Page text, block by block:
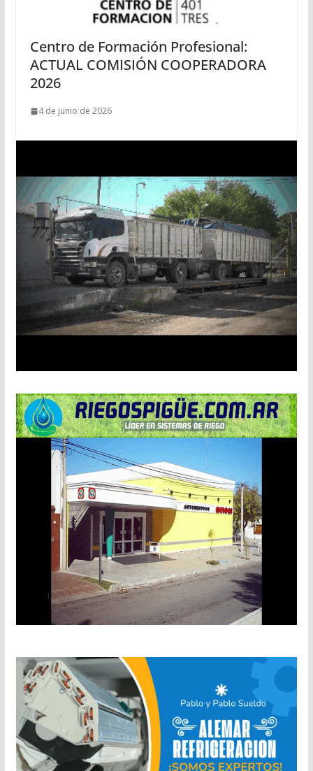
Centro de Formación Profesional:
ACTUAL COMISIÓN COOPERADORA
2026
4 de junio de 2026